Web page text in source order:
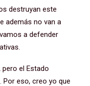
destruyan este
además no van a
a defender
el Estado
eso, creo yo que